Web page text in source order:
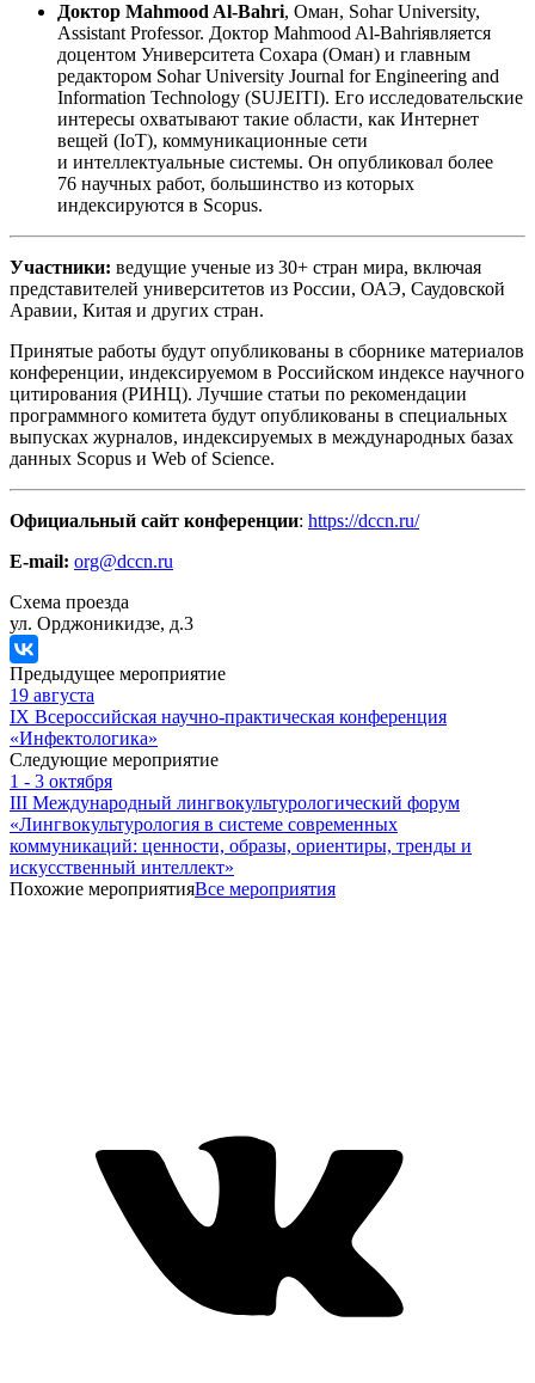
Доктор Mahmood Al-Bahri, Оман, Sohar University,
Assistant Professor. Доктор Mahmood Al-Bahriявляется
доцентом Университета Сохара (Оман) и главным
редактором Sohar University Journal for Engineering and
Information Technology (SUJEITI). Его исследовательские
интересы охватывают такие области, как Интернет
вещей (IoT), коммуникационные сети
и интеллектуальные системы. Он опубликовал более
76 научных работ, большинство из которых
индексируются в Scopus.
Участники: ведущие ученые из 30+ стран мира, включая
представителей университетов из России, ОАЭ, Саудовской
Аравии, Китая и других стран.
Принятые работы будут опубликованы в сборнике материалов
конференции, индексируемом в Российском индексе научного
цитирования (РИНЦ). Лучшие статьи по рекомендации
программного комитета будут опубликованы в специальных
выпусках журналов, индексируемых в международных базах
данных Scopus и Web of Science.
Официальный сайт конференции: https://dccn.ru/
E-mail: org@dccn.ru
Схема проезда
ул. Орджоникидзе, д.3
Предыдущее мероприятие
19 августа
IX Всероссийская научно-практическая конференция
«Инфектологика»
Следующие мероприятие
1 - 3 октября
III Международный лингвокультурологический форум
«Лингвокультурология в системе современных
коммуникаций: ценности, образы, ориентиры, тренды и
искусственный интеллект»
Похожие мероприятияВсе мероприятия